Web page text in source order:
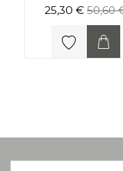
25,30 €50,60